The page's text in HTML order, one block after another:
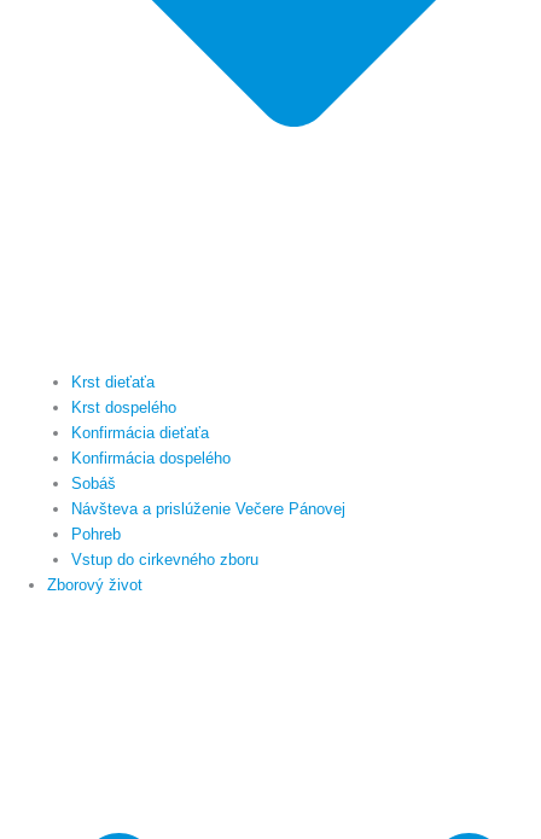
Krst dieťaťa
Krst dospelého
Konfirmácia dieťaťa
Konfirmácia dospelého
Sobáš
Návšteva a prislúženie Večere Pánovej
Pohreb
Vstup do cirkevného zboru
Zborový život